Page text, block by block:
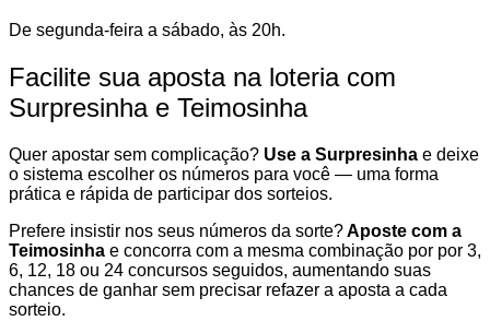
De segunda-feira a sábado, às 20h.
Facilite sua aposta na loteria com
Surpresinha e Teimosinha
Quer apostar sem complicação? Use a Surpresinha e deixe
o sistema escolher os números para você — uma forma
prática e rápida de participar dos sorteios.
Prefere insistir nos seus números da sorte?Aposte com a
Teimosinha e concorra com a mesma combinação por por 3,
6, 12, 18 ou 24 concursos seguidos, aumentando suas
chances de ganhar sem precisar refazer a aposta a cada
sorteio.